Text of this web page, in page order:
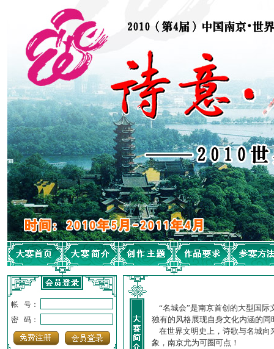
帐 号：
密 码：
“名城会”是南京首创的大型国际
独有的风格展现自身文化内涵的
在世界文明史上，诗歌与名城向
象，南京尤为可圈可点！